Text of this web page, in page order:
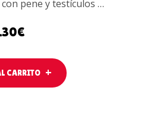
pene y testículos …
€
CARRITO